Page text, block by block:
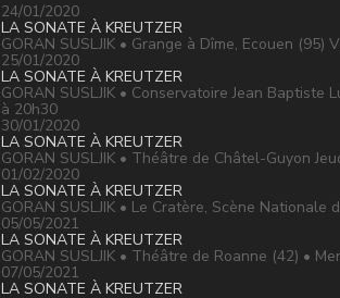
24/01/2020
LA SONATE À KREUTZER
GORAN SUSLJIK • Grange à Dîme, Ecouen
25/01/2020
LA SONATE À KREUTZER
GORAN SUSLJIK • Conservatoire Jean Baptiste
à 20h30
30/01/2020
LA SONATE À KREUTZER
GORAN SUSLJIK • Théâtre de Châtel-Guyon
01/02/2020
LA SONATE À KREUTZER
GORAN SUSLJIK • Le Cratère, Scène
05/05/2021
LA SONATE À KREUTZER
GORAN SUSLJIK • Théâtre de Roanne (42) •
07/05/2021
LA SONATE À KREUTZER